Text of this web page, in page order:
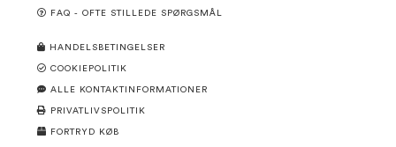
FAQ - OFTE STILLEDE SPØRGSMÅL
HANDELSBETINGELSER
COOKIEPOLITIK
ALLE KONTAKTINFORMATIONER
PRIVATLIVSPOLITIK
FORTRYD KØB